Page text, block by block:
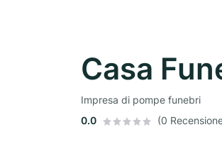
Casa
Impresa di pompe funebri
0.0
(0